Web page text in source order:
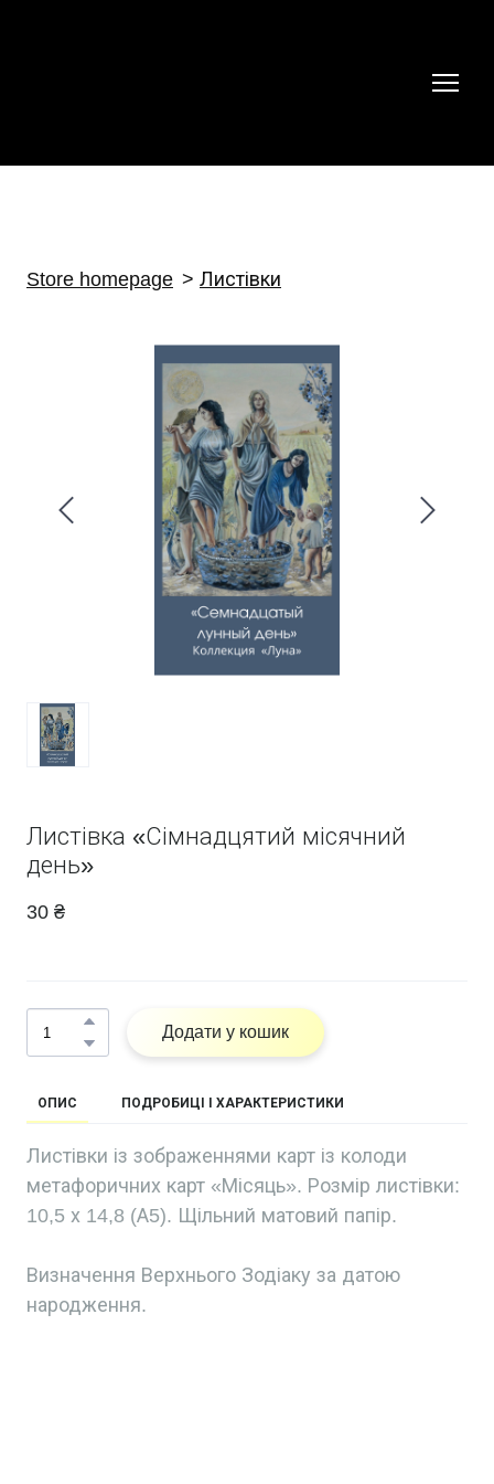
Store homepage Листівки
Листівка «Сімнадцятий місячний
день»
30 ₴
Додати у кошик
ОПИС ПОДРОБИЦІ І ХАРАКТЕРИСТИКИ
Листівки із зображеннями карт із колоди
метафоричних карт «Місяць». Розмір листівки:
10,5 х 14,8 (А5). Щільний матовий папір.
Визначення Верхнього Зодіаку за датою
народження.